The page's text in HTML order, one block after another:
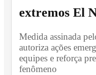
extremos El
Medida assinada
autoriza ações
equipes e reforça
fenômeno